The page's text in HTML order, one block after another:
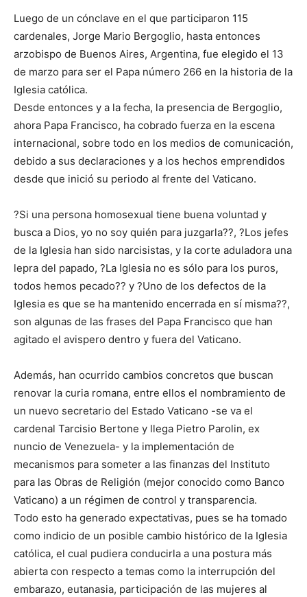
Luego de un cónclave en el que participaron 115
cardenales, Jorge Mario Bergoglio, hasta entonces
arzobispo de Buenos Aires, Argentina, fue elegido el 13
de marzo para ser el Papa número 266 en la historia de la
Iglesia católica.
Desde entonces y a la fecha, la presencia de Bergoglio,
ahora Papa Francisco, ha cobrado fuerza en la escena
internacional, sobre todo en los medios de comunicación,
debido a sus declaraciones y a los hechos emprendidos
desde que inició su periodo al frente del Vaticano.
?Si una persona homosexual tiene buena voluntad y
busca a Dios, yo no soy quién para juzgarla??, ?Los jefes
de la Iglesia han sido narcisistas, y la corte aduladora una
lepra del papado, ?La Iglesia no es sólo para los puros,
todos hemos pecado?? y ?Uno de los defectos de la
Iglesia es que se ha mantenido encerrada en sí misma??,
son algunas de las frases del Papa Francisco que han
agitado el avispero dentro y fuera del Vaticano.
Además, han ocurrido cambios concretos que buscan
renovar la curia romana, entre ellos el nombramiento de
un nuevo secretario del Estado Vaticano -se va el
cardenal Tarcisio Bertone y llega Pietro Parolin, ex
nuncio de Venezuela- y la implementación de
mecanismos para someter a las finanzas del Instituto
para las Obras de Religión (mejor conocido como Banco
Vaticano) a un régimen de control y transparencia.
Todo esto ha generado expectativas, pues se ha tomado
como indicio de un posible cambio histórico de la Iglesia
católica, el cual pudiera conducirla a una postura más
abierta con respecto a temas como la interrupción del
embarazo, eutanasia, participación de las mujeres al